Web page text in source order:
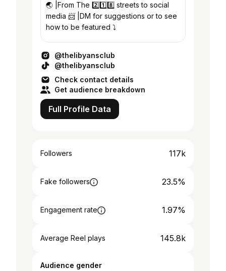
🌏 |From The 2️⃣1️⃣8️⃣ streets to social
media 📨 |DM for suggestions or to see
how to be featured ⤵️
@thelibyansclub
@thelibyansclub
Check contact details
Get audience breakdown
Full Profile Data
Followers 117k
Fake followers 23.5%
Engagement rate 1.97%
Average Reel plays 145.8k
Audience gender